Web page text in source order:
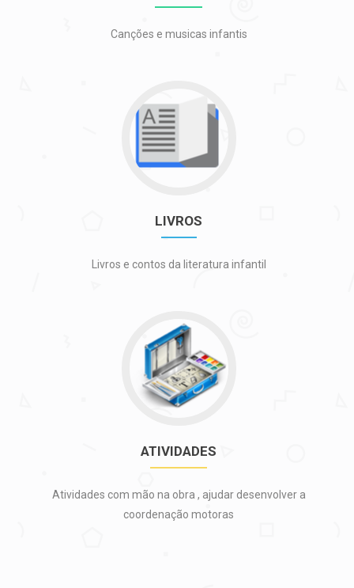
Canções e musicas infantis
LIVROS
Livros e contos da literatura infantil
Ir
para
ATIVIDADES
ATIVIDADES
Atividades com mão na obra , ajudar desenvolver a
coordenação motoras